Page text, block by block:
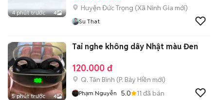
4 phút trước 4
Huyện Đức Trọng (Xã Ninh Gia mới)
Su That
5 phút trước 4
Tai nghe không dây Nhật màu Đen
120.000 đ
Q. Tân Bình (P. Bảy Hiền mới)
Phạm Nguyễn 5.0 11 đã bán